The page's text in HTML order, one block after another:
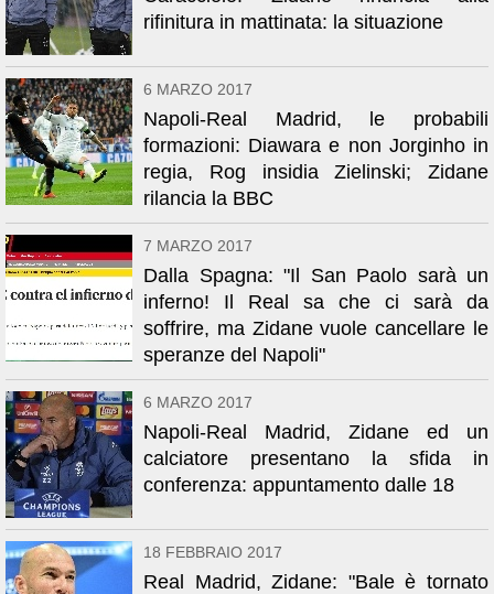
rifinitura in mattinata: la situazione
6 MARZO 2017
Napoli-Real Madrid, le probabili
formazioni: Diawara e non Jorginho in
regia, Rog insidia Zielinski; Zidane
rilancia la BBC
7 MARZO 2017
Dalla Spagna: "Il San Paolo sarà un
inferno! Il Real sa che ci sarà da
soffrire, ma Zidane vuole cancellare le
speranze del Napoli"
6 MARZO 2017
Napoli-Real Madrid, Zidane ed un
calciatore presentano la sfida in
conferenza: appuntamento dalle 18
18 FEBBRAIO 2017
Real Madrid, Zidane: "Bale è tornato